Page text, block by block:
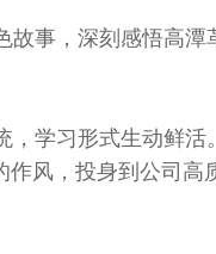
事，深刻感悟高
学习形式生动鲜
风，投身到公司高